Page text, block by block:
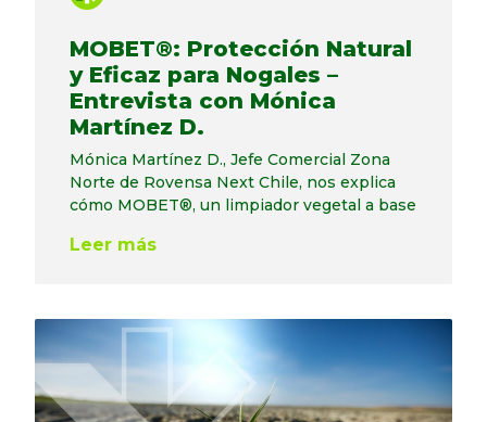
MOBET®: Protección Natural
y Eficaz para Nogales –
Entrevista con Mónica
Martínez D.
Mónica Martínez D., Jefe Comercial Zona
Norte de Rovensa Next Chile, nos explica
cómo MOBET®, un limpiador vegetal a base
Leer más